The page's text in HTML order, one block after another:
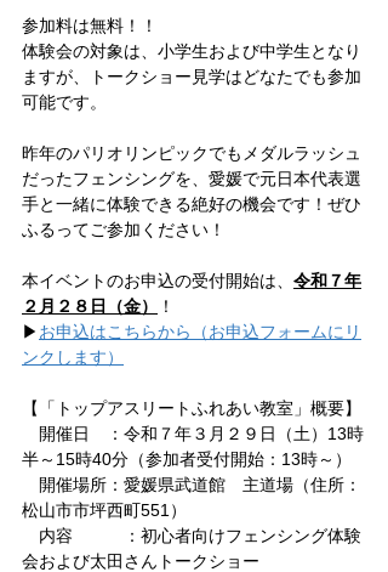
参加料は無料！！
体験会の対象は、小学生および中学生となり
ますが、トークショー見学はどなたでも参加
可能です。
昨年のパリオリンピックでもメダルラッシュ
だったフェンシングを、愛媛で元日本代表選
手と一緒に体験できる絶好の機会です！ぜひ
ふるってご参加ください！
本イベントのお申込の受付開始は、 令和７年
２月２８日（金）
！
▶ お申込はこちらから（お申込フォームにリ
ンクします）
【「トップアスリートふれあい教室」概要】
開催日　：令和７年３月２９日（土）13時
半～15時40分（参加者受付開始：13時～）
開催場所：愛媛県武道館　主道場（住所：
松山市市坪西町551）
内容	 ：初心者向けフェンシング体験
会および太田さんトークショー